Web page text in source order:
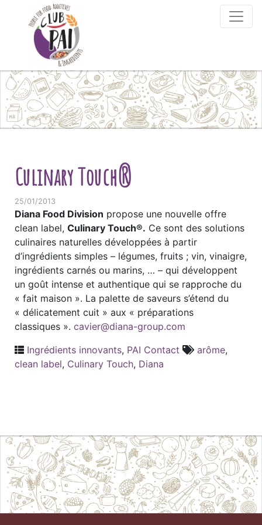
Skip to content
Culinary Touch®
25/01/2013
Diana Food Division propose une nouvelle offre
clean label, Culinary Touch®. Ce sont des solutions
culinaires naturelles développées à partir
d’ingrédients simples – légumes, fruits ; vin, vinaigre,
ingrédients carnés ou marins, … – qui développent
un goût intense et authentique qui se rapproche du
« fait maison ». La palette de saveurs s’étend du
« délicatement cuit » aux « préparations
classiques ». cavier@diana-group.com
Ingrédients innovants, PAI Contact arôme,
clean label, Culinary Touch, Diana